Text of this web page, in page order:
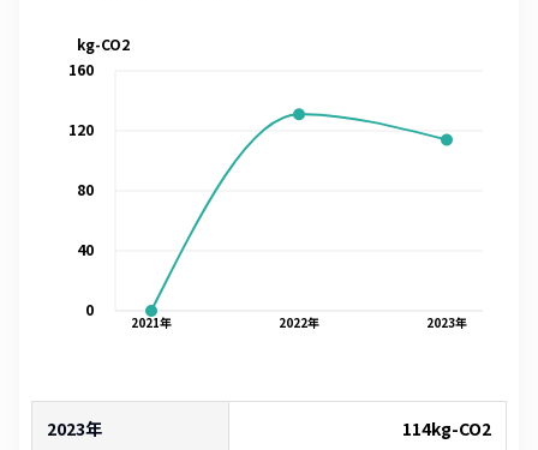
2021年 2022年 2023年
0
40
80
120
160
kg-CO2
2023年 114kg-CO2